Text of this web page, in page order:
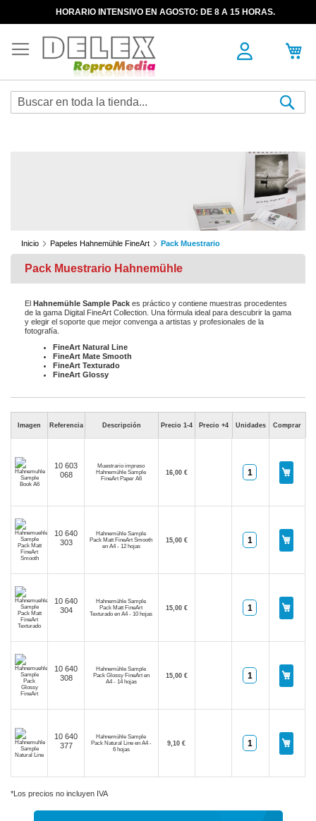
HORARIO INTENSIVO EN AGOSTO: DE 8 A 15 HORAS.
Inicio Papeles Hahnemühle FineArt Pack Muestrario
Pack Muestrario Hahnemühle
El Hahnemühle Sample Pack es práctico y contiene muestras procedentes
de la gama Digital FineArt Collection. Una fórmula ideal para descubrir la gama
y elegir el soporte que mejor convenga a artistas y profesionales de la
fotografía.
FineArt Natural Line
FineArt Mate Smooth
FineArt Texturado
FineArt Glossy
Imagen Referencia Descripción Precio 1-4 Precio +4 Unidades Comprar
10 603
068
Muestrario impreso
Hahnemühle Sample
FineArt Paper A6
16,00 €
10 640
303
Hahnemühle Sample
Pack Matt FineArt Smooth
en A4 - 12 hojas
15,00 €
10 640
304
Hahnemühle Sample
Pack Matt FineArt
Texturado en A4 - 10 hojas
15,00 €
10 640
308
Hahnemühle Sample
Pack Glossy FineArt en
A4 - 14 hojas
15,00 €
10 640
377
Hahnemühle Sample
Pack Natural Line en A4 -
6 hojas
9,10 €
*Los precios no incluyen IVA